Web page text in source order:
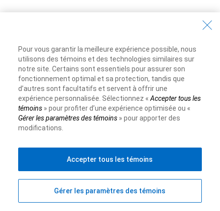
1 2 Suivant
Pour vous garantir la meilleure expérience possible, nous
utilisons des témoins et des technologies similaires sur
notre site. Certains sont essentiels pour assurer son
fonctionnement optimal et sa protection, tandis que
d’autres sont facultatifs et servent à offrir une
expérience personnalisée. Sélectionnez « Accepter tous les
témoins» pour profiter d’une expérience optimisée ou «
Gérer les paramètres des témoins» pour apporter des
modifications.
Gérer les paramètres des témoins
Accepter tous les témoins